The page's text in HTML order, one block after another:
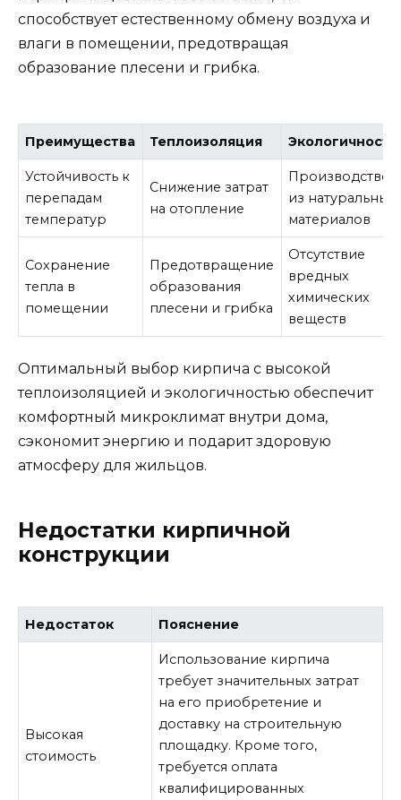
способствует естественному обмену воздуха и
влаги в помещении, предотвращая
образование плесени и грибка.
Преимущества Теплоизоляция Экологичность
Устойчивость к
перепадам
температур
Снижение затрат
на отопление
Производство
из натуральных
материалов
Сохранение
тепла в
помещении
Предотвращение
образования
плесени и грибка
Отсутствие
вредных
химических
веществ
Оптимальный выбор кирпича с высокой
теплоизоляцией и экологичностью обеспечит
комфортный микроклимат внутри дома,
сэкономит энергию и подарит здоровую
атмосферу для жильцов.
Недостатки кирпичной
конструкции
Недостаток Пояснение
Высокая
стоимость
Использование кирпича
требует значительных затрат
на его приобретение и
доставку на строительную
площадку. Кроме того,
требуется оплата
квалифицированных